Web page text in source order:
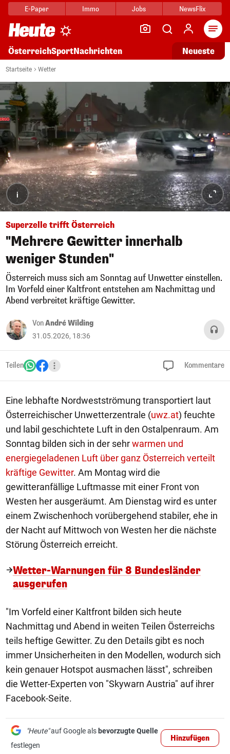
E-Paper Immo Jobs NewsFlix
ÖsterreichSportNachrichten Neueste
Startseite Wetter
i
Superzelle trifft Österreich
"Mehrere Gewitter innerhalb
weniger Stunden"
Österreich muss sich am Sonntag auf Unwetter einstellen.
Im Vorfeld einer Kaltfront entstehen am Nachmittag und
Abend verbreitet kräftige Gewitter.
VonAndré Wilding
31.05.2026, 18:36
Teilen Kommentare
Eine lebhafte Nordwestströmung transportiert laut
Österreichischer Unwetterzentrale (uwz.at) feuchte
und labil geschichtete Luft in den Ostalpenraum. Am
Sonntag bilden sich in der sehrwarmen und
energiegeladenen Luft über ganz Österreich verteilt
kräftige Gewitter. Am Montag wird die
gewitteranfällige Luftmasse mit einer Front von
Westen her ausgeräumt. Am Dienstag wird es unter
einem Zwischenhoch vorübergehend stabiler, ehe in
der Nacht auf Mittwoch von Westen her die nächste
Störung Österreich erreicht.
Wetter-Warnungen für 8 Bundesländer
ausgerufen
"Im Vorfeld einer Kaltfront bilden sich heute
Nachmittag und Abend in weiten Teilen Österreichs
teils heftige Gewitter. Zu den Details gibt es noch
immer Unsicherheiten in den Modellen, wodurch sich
kein genauer Hotspot ausmachen lässt", schreiben
die Wetter-Experten von "Skywarn Austria" auf ihrer
Facebook-Seite.
"Heute"auf Google als bevorzugte Quelle
festlegen
Hinzufügen